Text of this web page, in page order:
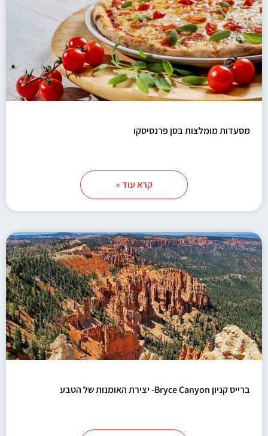
מסעדות מומלצות בסן פרנסיסקו
קרא עוד »
ברייס קניון Bryce Canyon- יצירת האומנות של הטבע